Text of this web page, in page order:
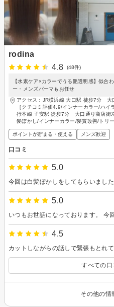
rodina
4.8
(48件)
【水素ケア×カラーでうる艶透明感】似合
ー・メンズパーマもお任せ
アクセス：JR横浜線 大口駅 徒歩7分 大
［クチコミ評価4.9/インナーカラー/ハ
行本線 子安駅 徒歩7分 大口通り商店街
髪ぼかし/インナーカラー/髪質改善/トリ
ポイントが貯まる・使える メンズ歓迎
口コミ
5.0
5.0
4.5
カットしながらの話しで緊張もとれ
すべての口
その他の情